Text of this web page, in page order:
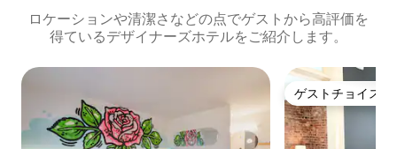
ロケーションや清⁠潔⁠さ⁠な⁠ど⁠の点⁠でゲ⁠ス⁠ト⁠か⁠ら高⁠評⁠価⁠を
得⁠て⁠い⁠るデ⁠ザ⁠イ⁠ナ⁠ー⁠ズホ⁠テ⁠ル⁠をご⁠紹⁠介し⁠ま⁠す⁠。
ゲストチョイス
ゲストチョイス